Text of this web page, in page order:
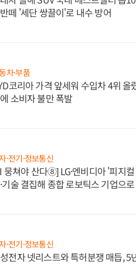
떼 '세단 쌍끌이'로 내수 방어
차·부품
코리아 가격 앞세워 수입차 4위 올
소비자 불만 폭발
·전기·정보통신
뭉쳐야 산다⑧] LG·엔비디아 '피지
기술 결집해 종합 로보틱스 기업으로
·전기·정보통신
전자 넷리스트와 특허분쟁 매듭, 5